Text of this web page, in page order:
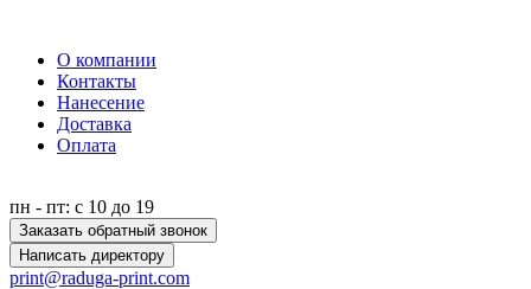
О компании
Контакты
Нанесение
Доставка
Оплата
пн - пт: с 10 до 19
Заказать обратный звонок
Написать директору
print@raduga-print.com